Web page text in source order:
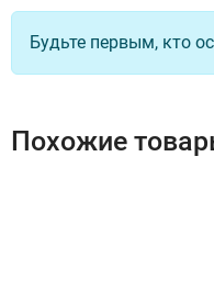
56 315 руб
Доступно
Цвет
боковое 1/2
Будьте первым, кто
Похожие